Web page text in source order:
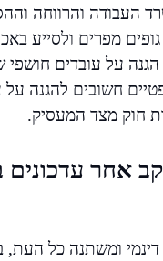
העבודה והרווחה
מפרים ולסייע
על עובדים חושפי
חשובים להגנה על
חוק מצד המעסיק.
אחר עדכונים
דינמי ומשתנה כל